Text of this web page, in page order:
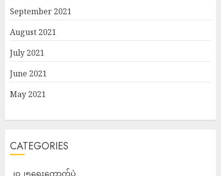
September 2021
August 2021
July 2021
June 2021
May 2021
CATEGORIES
၂၀၂၅ရွေးကောက်ပွဲ